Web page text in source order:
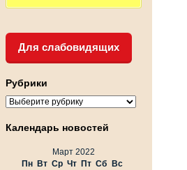
Для слабовидящих
Рубрики
Рубрики
Календарь новостей
Март 2022
Пн Вт Ср Чт Пт Сб
Вс